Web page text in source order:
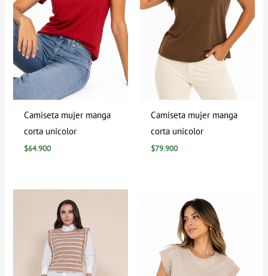
Camiseta mujer manga
corta unicolor
$64.900
Camiseta mujer manga
corta unicolor
$79.900